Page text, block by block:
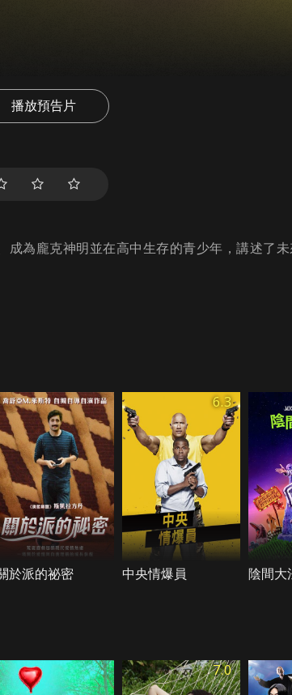
播放預告片
成為龐克神明並在高中生存的青少年，講述了
於派的祕密
6.3
中央情爆員 陰間大
7.0